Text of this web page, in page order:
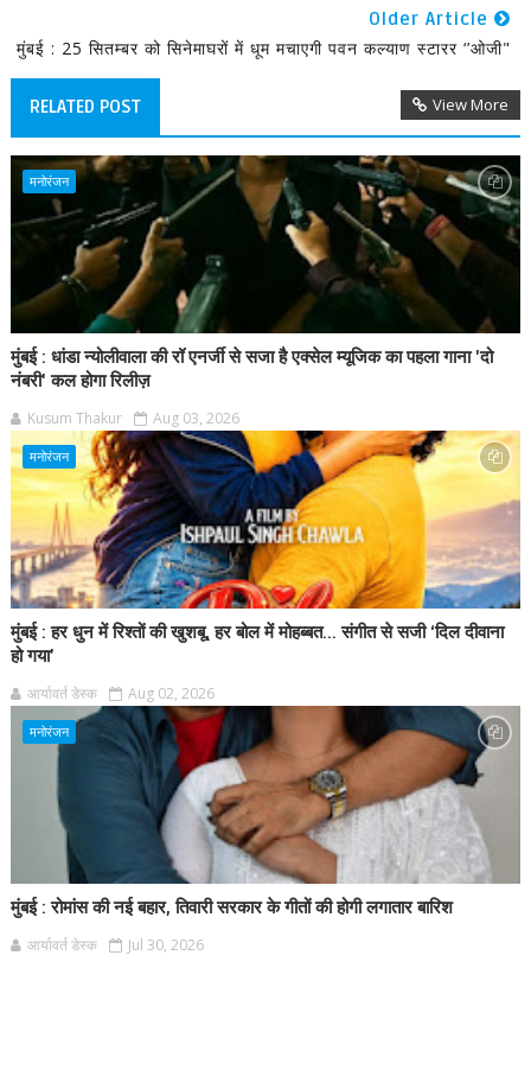
Older Article
मुंबई : 25 सितम्बर को सिनेमाघरों में धूम मचाएगी पवन कल्याण स्टारर ‘’ओजी"
RELATED POST View More
मनोरंजन
मुंबई : धांडा न्योलीवाला की रॉ एनर्जी से सजा है एक्सेल म्यूजिक का पहला गाना 'दो
नंबरी' कल होगा रिलीज़
Kusum Thakur Aug 03, 2026
मनोरंजन
मुंबई : हर धुन में रिश्तों की खुशबू, हर बोल में मोहब्बत... संगीत से सजी ‘दिल दीवाना
हो गया’
आर्यावर्त डेस्क Aug 02, 2026
मनोरंजन
मुंबई : रोमांस की नई बहार, तिवारी सरकार के गीतों की होगी लगातार बारिश
आर्यावर्त डेस्क Jul 30, 2026